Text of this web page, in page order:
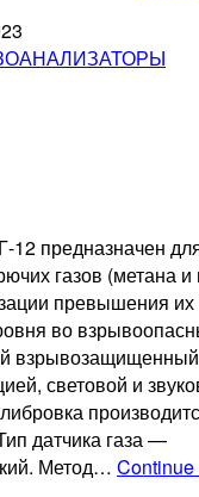
12 предназначен
газов (метана и
превышения
во
световой и
датчика газа —
Метод…